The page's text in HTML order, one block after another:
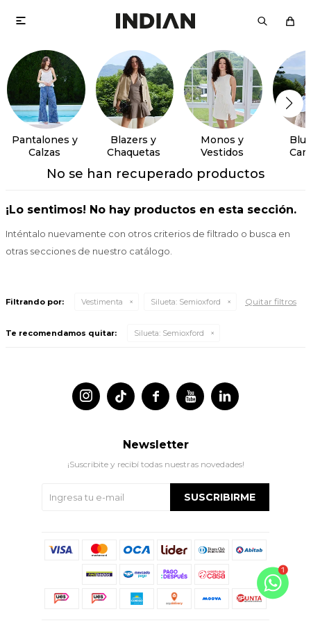

Pantalones y
Calzas
Blazers y
Chaquetas
Monos y
Vestidos
No se han recuperado productos
¡Lo sentimos! No hay productos en esta sección.
Inténtalo nuevamente con otros criterios de filtrado o busca en
otras secciones de nuestro catálogo.
Filtrando por: Vestimenta Silueta: Semioxford Quitar filtros
Te recomendamos quitar: Silueta: Semioxford
 
 
Newsletter
¡Suscribite y recibí todas nuestras novedades!
SUSCRIBIRME